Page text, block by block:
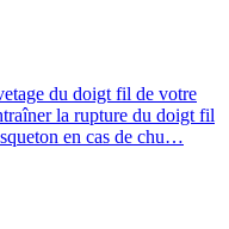
du doigt fil de votre
la rupture du doigt fil
en cas de chu…